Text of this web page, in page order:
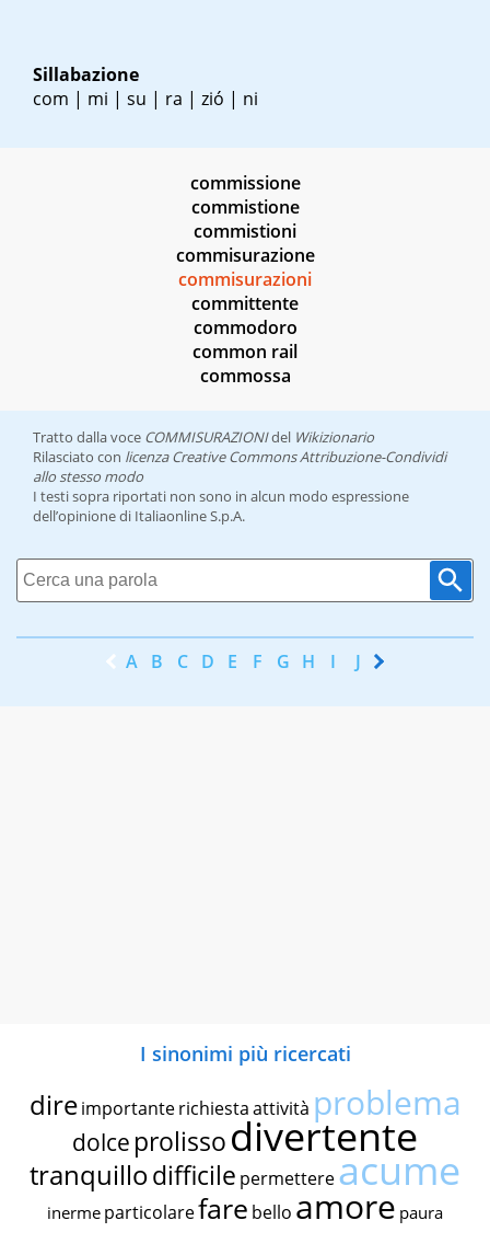
Sillabazione
com | mi | su | ra | zió | ni
commissione
commistione
commistioni
commisurazione
commisurazioni
committente
commodoro
common rail
commossa
Tratto dalla voce COMMISURAZIONIdel Wikizionario
Rilasciato con licenza Creative Commons Attribuzione-Condividi
allo stesso modo
I testi sopra riportati non sono in alcun modo espressione
dell’opinione di Italiaonline S.p.A.
A B C D E F G H I J K
I sinonimi più ricercati
dire importante richiestaattività problema
dolce prolissodivertente
tranquillodifficile permettereacume
inerme particolarefare bello amore paura